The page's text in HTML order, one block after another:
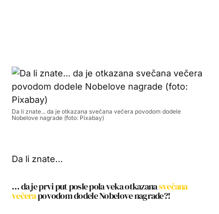
Da li znate... da je otkazana svečana večera povodom dodele
Nobelove nagrade (foto: Pixabay)
Da li znate…
… da je prvi put posle pola veka otkazanasvečana
večerapovodom dodele Nobelove nagrade?!